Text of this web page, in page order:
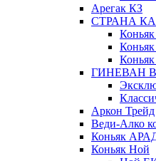
Арегак КЗ
СТРАНА
ГИНЕВАН
Аркон Трейд
Веди-Алко
Коньяк
Коньяк Ной